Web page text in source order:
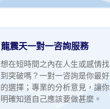
龍震天一對一咨詢服務
想在短時間之內在人生或感情找
到突破嗎？一對一咨詢是你最好
的選擇；專業的分析意見，讓你
明確知道自己應該要做甚麼。